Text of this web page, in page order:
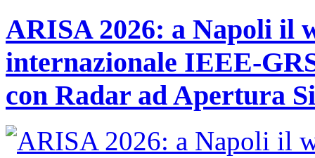
ARISA 2026: a Napoli il
internazionale IEEE-
con Radar ad Apertura